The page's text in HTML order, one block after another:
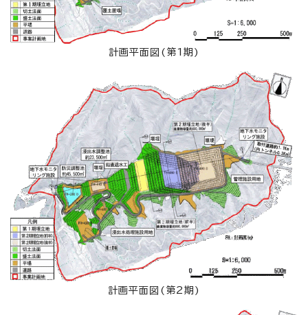
計画平面図(第1期)
計画平面図(第2期)